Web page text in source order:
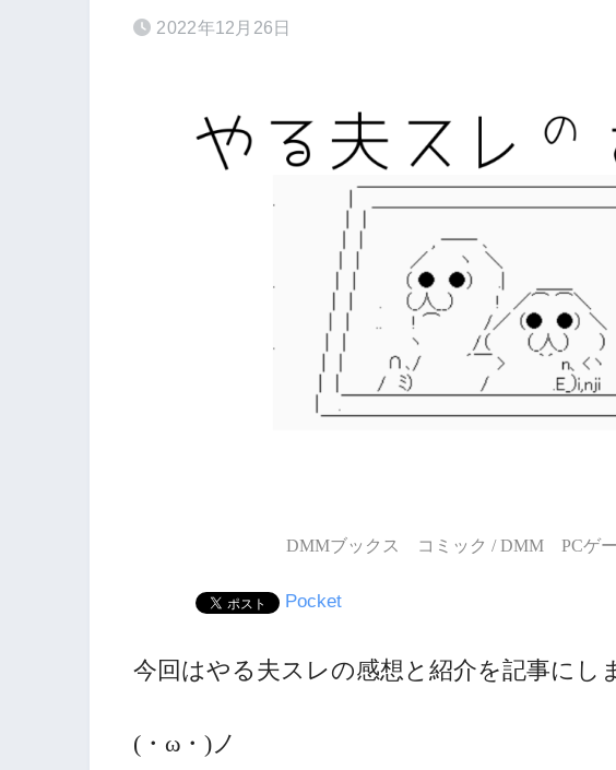
2022年12月26日
DMMブックス コミック / DMM PCゲ
Pocket
今回はやる夫スレの感想と紹介を記事にし
(・ω・)ノ